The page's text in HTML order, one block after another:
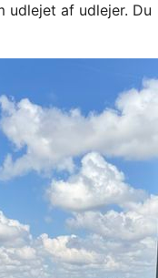
udlejet af udlejer. Du